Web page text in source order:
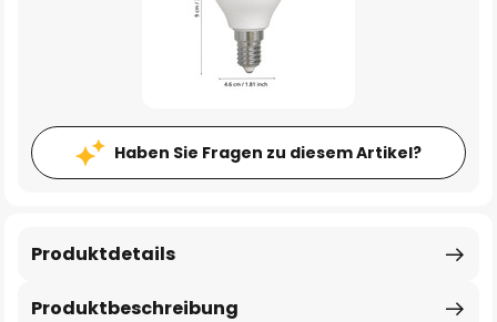
Haben Sie Fragen zu diesem Artikel?
Produktbeschreibung
Produktdetails